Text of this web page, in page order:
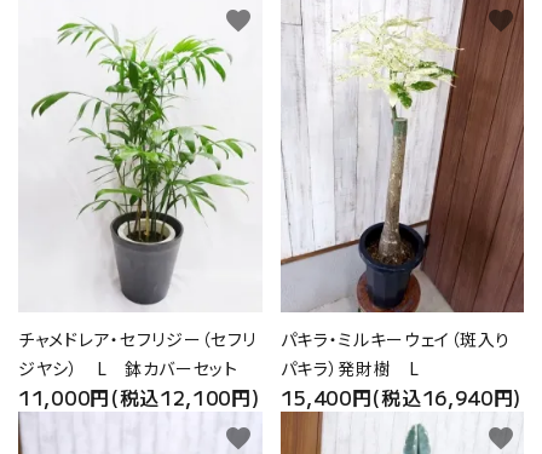
チャメドレア・セフリジー（セフリ
ジヤシ） L 鉢カバーセット
11,000円(税込12,100円)
favorite
パキラ・ミルキーウェイ（斑入り
パキラ）発財樹 L
15,400円(税込16,940円)
favorite
favorite favorite